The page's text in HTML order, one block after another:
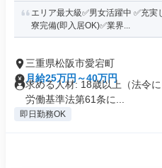
エリア最大級✅男女活躍中 ✅充
寮完備(即入居OK)✅業界...
三重県松阪市愛宕町
月給25万円～40万円
求める人材: 18歳以上（法令
労働基準法第61条に...
即日勤務OK